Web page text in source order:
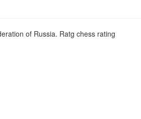
of Russia. Ratg chess rating